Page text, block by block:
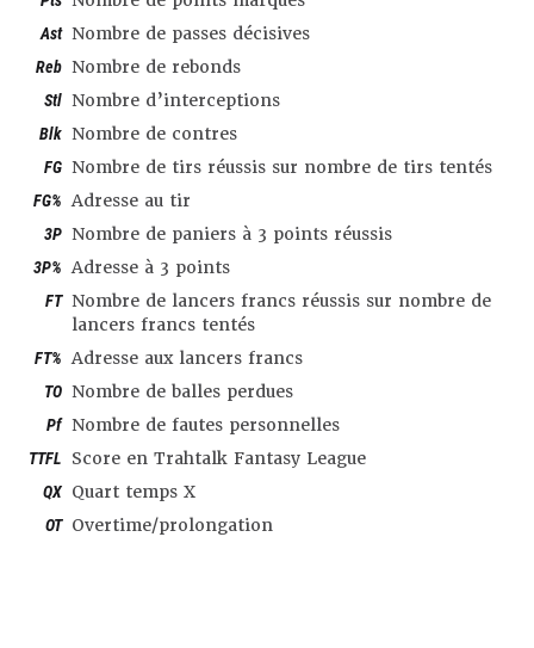
Ast Nombre de passes décisives
Reb Nombre de rebonds
Stl Nombre d’interceptions
Blk Nombre de contres
FG Nombre de tirs réussis sur nombre de tirs tentés
FG% Adresse au tir
3P Nombre de paniers à 3 points réussis
3P% Adresse à 3 points
FT Nombre de lancers francs réussis sur nombre de
lancers francs tentés
FT% Adresse aux lancers francs
TO Nombre de balles perdues
Pf Nombre de fautes personnelles
TTFL Score en Trahtalk Fantasy League
QX Quart temps X
OT Overtime/prolongation